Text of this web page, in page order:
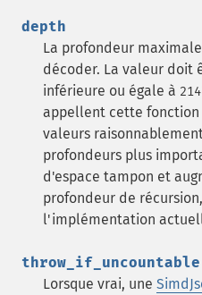
depth
La profondeur
décoder. La valeur doit
inférieure ou égale à
appellent cette
valeurs
profondeurs plus
d'espace tampon et
profondeur de
l'implémentation
throw_if_uncountable
Lorsque vrai, une